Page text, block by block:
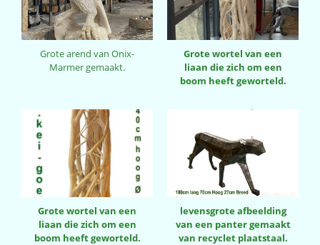
Grote arend van Onix-
Marmer gemaakt.
Grote wortel van een
liaan die zich om een
boom heeft geworteld.
Grote wortel van een
liaan die zich om een
boom heeft geworteld.
levensgrote afbeelding
van een panter gemaakt
van recyclet plaatstaal.